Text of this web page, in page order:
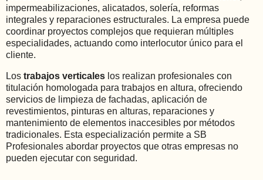
impermeabilizaciones, alicatados, solería, reformas
integrales y reparaciones estructurales. La empresa puede
coordinar proyectos complejos que requieran múltiples
especialidades, actuando como interlocutor único para el
cliente.
Los trabajos verticales los realizan profesionales con
titulación homologada para trabajos en altura, ofreciendo
servicios de limpieza de fachadas, aplicación de
revestimientos, pinturas en alturas, reparaciones y
mantenimiento de elementos inaccesibles por métodos
tradicionales. Esta especialización permite a SB
Profesionales abordar proyectos que otras empresas no
pueden ejecutar con seguridad.